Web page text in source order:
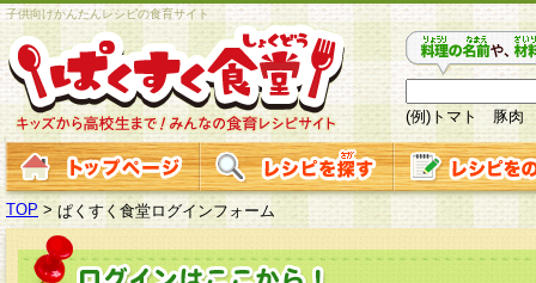
子供向けかんたんレシピの食育サイト
(例)トマト 豚肉
TOP > ぱくすく食堂ログインフォーム